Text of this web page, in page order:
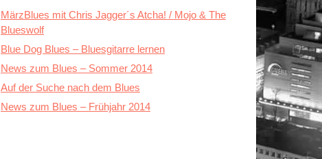
MärzBlues mit Chris Jagger´s Atcha! / Mojo & The
Blueswolf
Blue Dog Blues – Bluesgitarre lernen
News zum Blues – Sommer 2014
Auf der Suche nach dem Blues
News zum Blues – Frühjahr 2014